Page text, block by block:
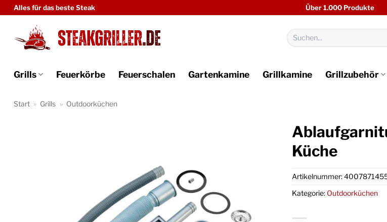
Zum
springen
Alles für das beste Steak Über 1.000 Produkte
Suchen
nach:
Grills Feuerkörbe Feuerschalen Gartenkamine Grillkamine Grillzubehör
Start » Grills » Outdoorküchen
Küche
Artikelnummer:
Kategorie: Outdoorküchen